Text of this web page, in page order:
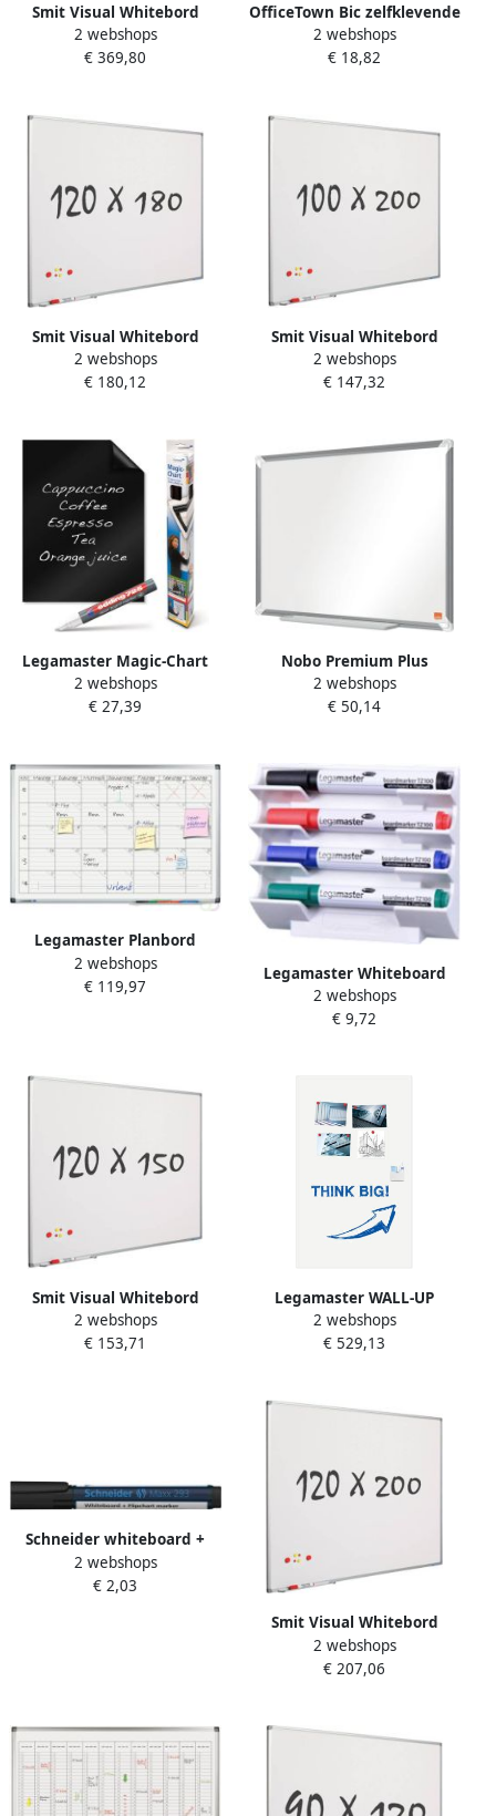
Smit Visual Whitebord
120x300 cm Softline profiel
8mm gelakt staal wit
2 webshops
€ 369,80
OfficeTown Bic zelfklevende
rollen (whiteboard vellen)
Velled ft 67 x 100 cm
2 webshops
€ 18,82
Smit Visual Whitebord
120x180 cm Softline profiel
8mm gelakt staal wit
2 webshops
€ 180,12
Smit Visual Whitebord
Softline profiel 8mm gelakt
staal wit 100x200 cm
2 webshops
€ 147,32
Legamaster Magic-Chart
blackboard folie ft 60 x 80
cm zwart rol van 25 vel
2 webshops
€ 27,39
Nobo Premium Plus
magnetisch whiteboard
emaille ft 60 x 45 cm
2 webshops
€ 50,14
Legamaster Planbord
premium projectplanner
60x90cm
2 webshops
€ 119,97
Legamaster Whiteboard
stifthouder 122000
magnetisch leeg
2 webshops
€ 9,72
Smit Visual Whitebord
120x150 cm Softline profiel
8mm gelakt staal wit
2 webshops
€ 153,71
Legamaster WALL-UP
frameloos whiteboard
whiteboardwand paneel
2 webshops
€ 529,13
Schneider whiteboard +
flipchart marker Maxx 293
zwart
2 webshops
€ 2,03
Smit Visual Whitebord
120x200 cm Softline profiel
8mm gelakt staal wit
2 webshops
€ 207,06